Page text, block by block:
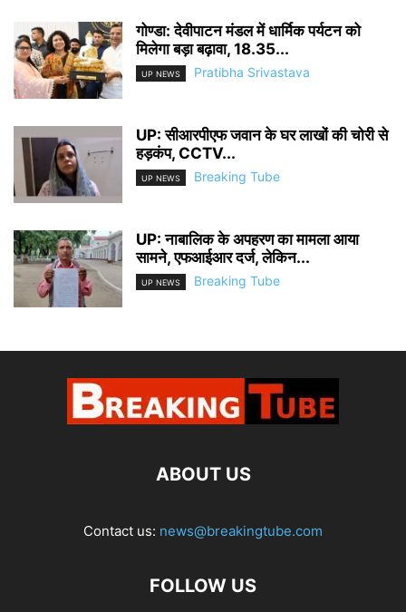
गोण्डा: देवीपाटन मंडल में धार्मिक पर्यटन को
मिलेगा बड़ा बढ़ावा, 18.35...
UP NEWS Pratibha Srivastava
UP: सीआरपीएफ जवान के घर लाखों की चोरी से
हड़कंप, CCTV...
UP NEWS Breaking Tube
UP: नाबालिक के अपहरण का मामला आया
सामने, एफआईआर दर्ज, लेकिन...
UP NEWS Breaking Tube
ABOUT US
Contact us: news@breakingtube.com
FOLLOW US